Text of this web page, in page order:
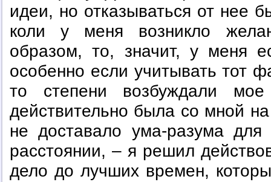
идеи, но отказываться от нее
коли у меня возникло
образом, то, значит, у меня
особенно если учитывать тот
то степени возбуждали мое
действительно была со мной
не доставало ума-разума
расстоянии, – я решил
дело до лучших времен,